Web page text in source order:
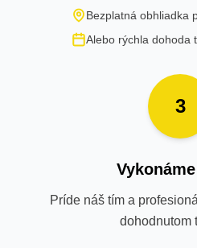
Bezplatná obhliadka
Alebo rýchla dohoda
3
Príde náš tím a
dohodnutom